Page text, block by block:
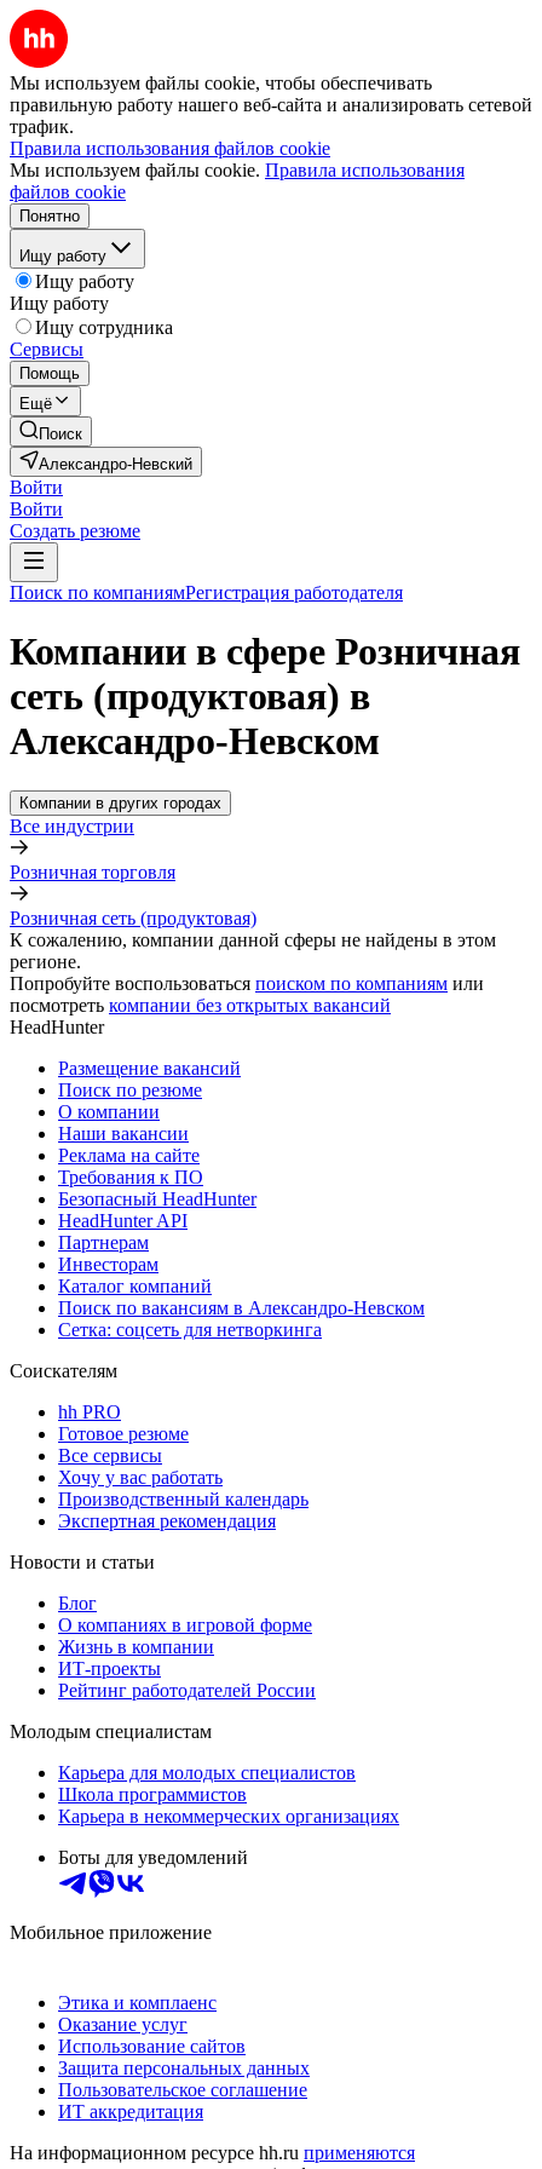
Мы используем файлы cookie, чтобы обеспечивать
правильную работу нашего веб-сайта и анализировать сетевой
трафик.
Правила использования файлов cookie
Мы используем файлы cookie. Правила использования
файлов cookie
Понятно
Ищу работу
Ищу работу
Ищу работу
Ищу сотрудника
Сервисы
Помощь
Ещё
Поиск
Александро-Невский
Войти
Войти
Создать резюме
Поиск по компаниямРегистрация работодателя
Компании в сфере Розничная
сеть (продуктовая) в
Александро-Невском
Компании в других городах
Все индустрии
Розничная торговля
Розничная сеть (продуктовая)
К сожалению, компании данной сферы не найдены в этом
регионе.
Попробуйте воспользоваться поиском по компаниям или
посмотреть компании без открытых вакансий
HeadHunter
Размещение вакансий
Поиск по резюме
О компании
Наши вакансии
Реклама на сайте
Требования к ПО
Безопасный HeadHunter
HeadHunter API
Партнерам
Инвесторам
Каталог компаний
Поиск по вакансиям в Александро-Невском
Сетка: соцсеть для нетворкинга
Соискателям
hh PRO
Готовое резюме
Все сервисы
Хочу у вас работать
Производственный календарь
Экспертная рекомендация
Новости и статьи
Блог
О компаниях в игровой форме
Жизнь в компании
ИТ-проекты
Рейтинг работодателей России
Молодым специалистам
Карьера для молодых специалистов
Школа программистов
Карьера в некоммерческих организациях
Боты для уведомлений
Мобильное приложение
Этика и комплаенс
Оказание услуг
Использование сайтов
Защита персональных данных
Пользовательское соглашение
ИТ аккредитация
На информационном ресурсе hh.ru применяются